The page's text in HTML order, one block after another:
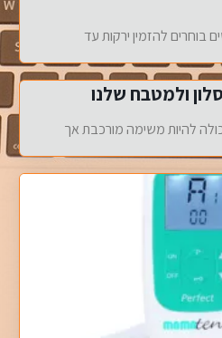
בוחרים להזמין ירקות עד
ולמטבח שלנו
להיות משימה מורכבת אך